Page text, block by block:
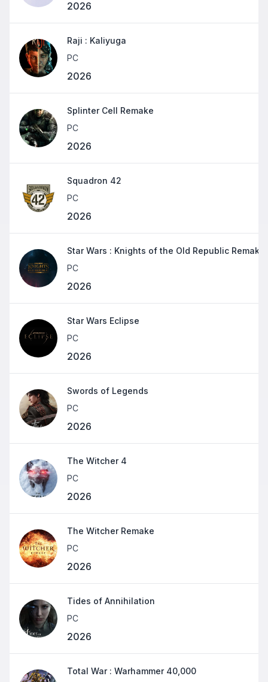
2026
Raji : Kaliyuga
PC
2026
Splinter Cell Remake
PC
2026
Squadron 42
PC
2026
Star Wars : Knights of the Old Republic Remake
PC
2026
Star Wars Eclipse
PC
2026
Swords of Legends
PC
2026
The Witcher 4
PC
2026
The Witcher Remake
PC
2026
Tides of Annihilation
PC
2026
Total War : Warhammer 40,000